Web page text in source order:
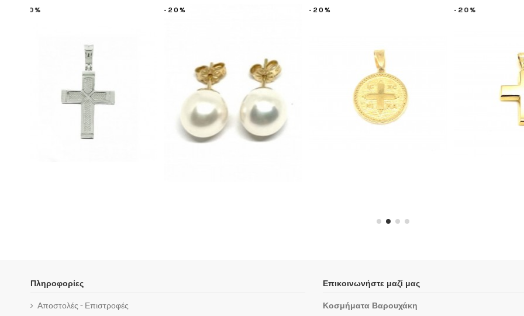
Πληροφορίες
Αποστολές - Επιστροφές
Επικοινωνήστε μαζί μας
Κοσμήματα Βαρουχάκη